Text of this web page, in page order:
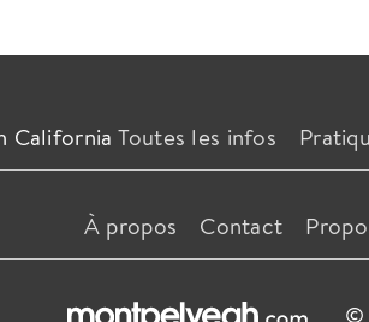
California Toutes les infos
À propos Contact
©